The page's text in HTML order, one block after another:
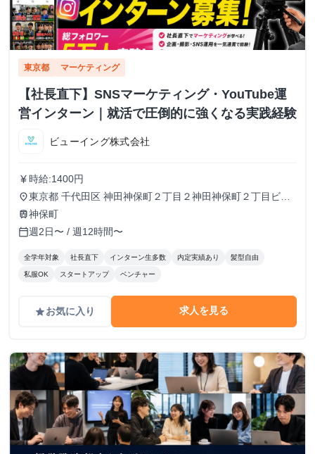
東京都 マーケティング
【社長直下】SNSマーケティング・YouTube運
営インターン｜就活で圧倒的に強くなる実践経験
ビューイング株式会社
currency_yen 時給:1400円
place東京都 千代田区 神田神保町２丁目２神田神保町２丁目ビル
５０２号室
train神保町
calendar_today週2日〜 / 週12時間〜
全学年対象 社長直下 インターン生多数 内定実績あり 髪型自由
私服OK スタートアップ ベンチャー
gradeお気に入り 求人を見る